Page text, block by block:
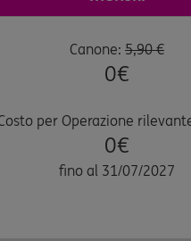
Canone: 5,90 €
0€
per Operazione
0€
fino al 31/07/2027